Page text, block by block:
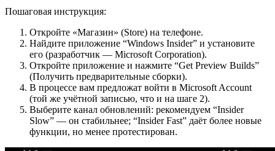
Пошаговая инструкция:
Откройте «Магазин» (Store) на телефоне.
Найдите приложение “Windows Insider” и установите
его (разработчик — Microsoft Corporation).
Откройте приложение и нажмите “Get Preview Builds”
(Получить предварительные сборки).
В процессе вам предложат войти в Microsoft Account
(той же учётной записью, что и на шаге 2).
Выберите канал обновлений: рекомендуем “Insider
Slow” — он стабильнее; “Insider Fast” даёт более новые
функции, но менее протестирован.